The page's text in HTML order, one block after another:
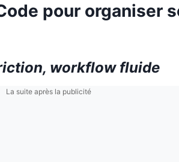
pour organiser
workflow fluide
La suite après la publicité